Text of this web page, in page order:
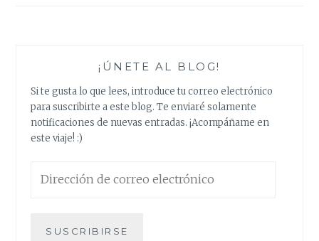
¡ÚNETE AL BLOG!
Si te gusta lo que lees, introduce tu correo electrónico
para suscribirte a este blog. Te enviaré solamente
notificaciones de nuevas entradas. ¡Acompáñame en
este viaje! :)
de
SUSCRIBIRSE